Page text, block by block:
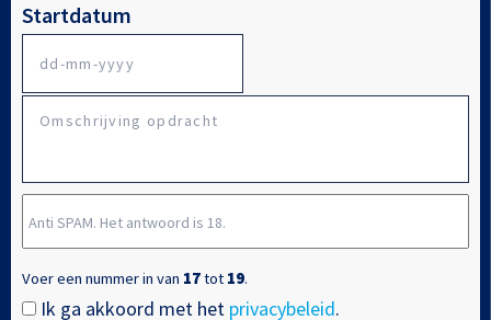
Startdatum
dash
JJJJ
Omschrijving
Anti
SPAM.
Het
antwoord
Voer een nummer in van 17tot 19.
Ik ga akkoord met het privacybeleid.